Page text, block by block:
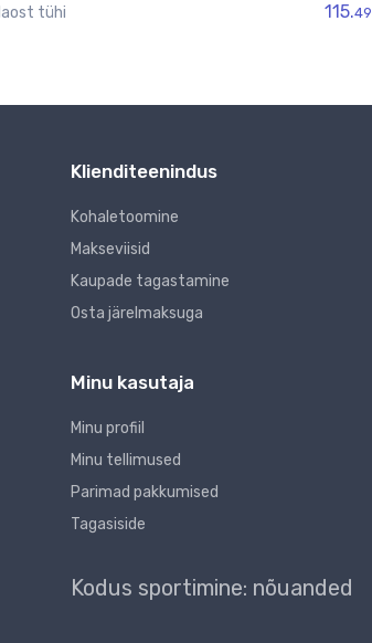
laost tühi
115.49
Klienditeenindus
Kohaletoomine
Makseviisid
Kaupade tagastamine
Osta järelmaksuga
Minu kasutaja
Minu profiil
Minu tellimused
Parimad pakkumised
Tagasiside
Kodus sportimine: nõuanded